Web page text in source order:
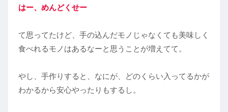
はー、めんどくせー
て思ってたけど、手の込んだモノじゃなくても美味しく
食べれるモノはあるなーと思うことが増えてて。
やし、手作りすると、なにが、どのくらい入ってるかが
わかるから安心やったりもするし。